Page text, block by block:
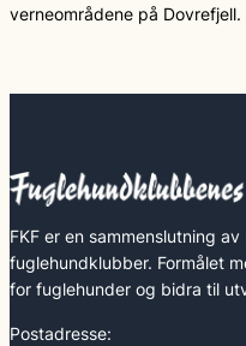
verneområdene på Dovrefjell.
FKF er en sammenslutning
fuglehundklubber. Formålet
for fuglehunder og bidra til
Postadresse: